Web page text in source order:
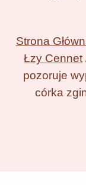
Strona
Łzy Cennet
pozoruje
córka